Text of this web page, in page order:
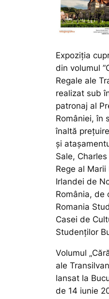
Expoziția
din volumul
Regale ale
realizat sub
patronaj al
României, în
înaltă
și
Sale,
Rege al Marii
Irlandei de
România, de
Romania
Casei de
Studenților
Volumul
ale
lansat la
de 14 iunie